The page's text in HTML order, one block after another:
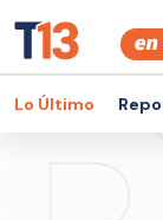
Lo Último